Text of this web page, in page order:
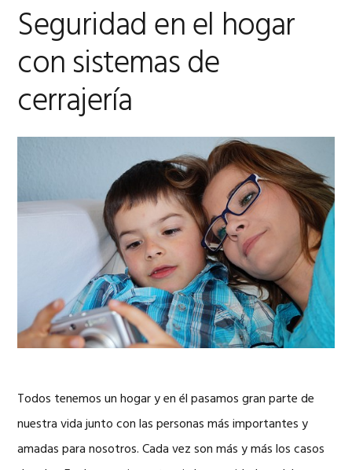
Seguridad en el hogar
con sistemas de
cerrajería
Todos tenemos un hogar y en él pasamos gran parte de
nuestra vida junto con las personas más importantes y
amadas para nosotros. Cada vez son más y más los casos